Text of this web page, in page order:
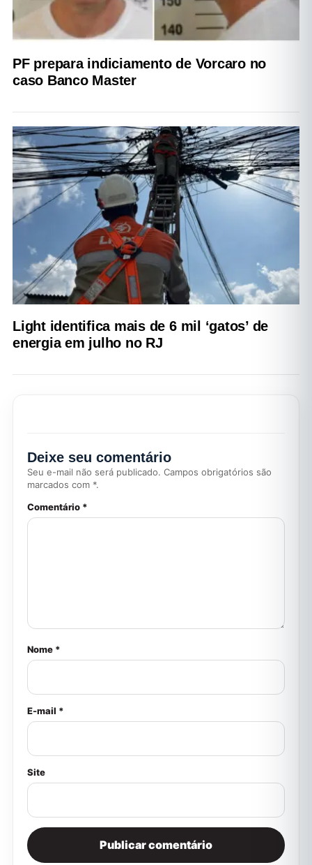
PF prepara indiciamento de Vorcaro no
caso Banco Master
Light identifica mais de 6 mil ‘gatos’ de
energia em julho no RJ
Deixe seu comentário
Seu e-mail não será publicado. Campos obrigatórios são
marcados com *.
Comentário *
Nome *
E-mail *
Site